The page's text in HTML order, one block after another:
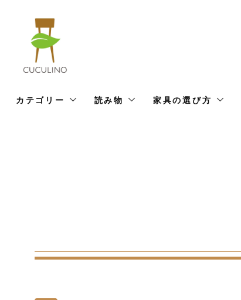
カテゴリー 読み物 家具の選び方